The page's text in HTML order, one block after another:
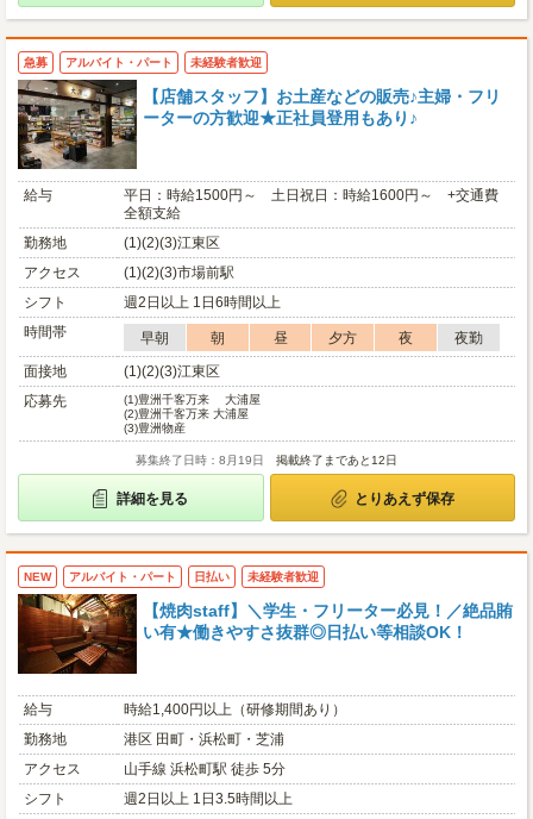
急募 アルバイト・パート 未経験者歓迎
【店舗スタッフ】お土産などの販売♪主婦・フリ
ーターの方歓迎★正社員登用もあり♪
給与
平日：時給1500円～ 土日祝日：時給1600円～ +交通費
全額支給
勤務地
(1)(2)(3)江東区
アクセス
(1)(2)(3)市場前駅
シフト
週2日以上 1日6時間以上
時間帯
早朝 朝 昼 夕方 夜
夜勤
面接地
(1)(2)(3)江東区
応募先
(1)豊洲千客万来 大浦屋
(2)豊洲千客万来 大浦屋
(3)豊洲物産
募集終了日時：8月19日 掲載終了まであと12日
詳細を見る とりあえず保存
NEW アルバイト・パート 日払い 未経験者歓迎
【焼肉staff】＼学生・フリーター必見！／絶品賄
い有★働きやすさ抜群◎日払い等相談OK！
給与
時給1,400円以上（研修期間あり）
勤務地
港区 田町・浜松町・芝浦
アクセス
山手線 浜松町駅 徒歩 5分
シフト
週2日以上 1日3.5時間以上